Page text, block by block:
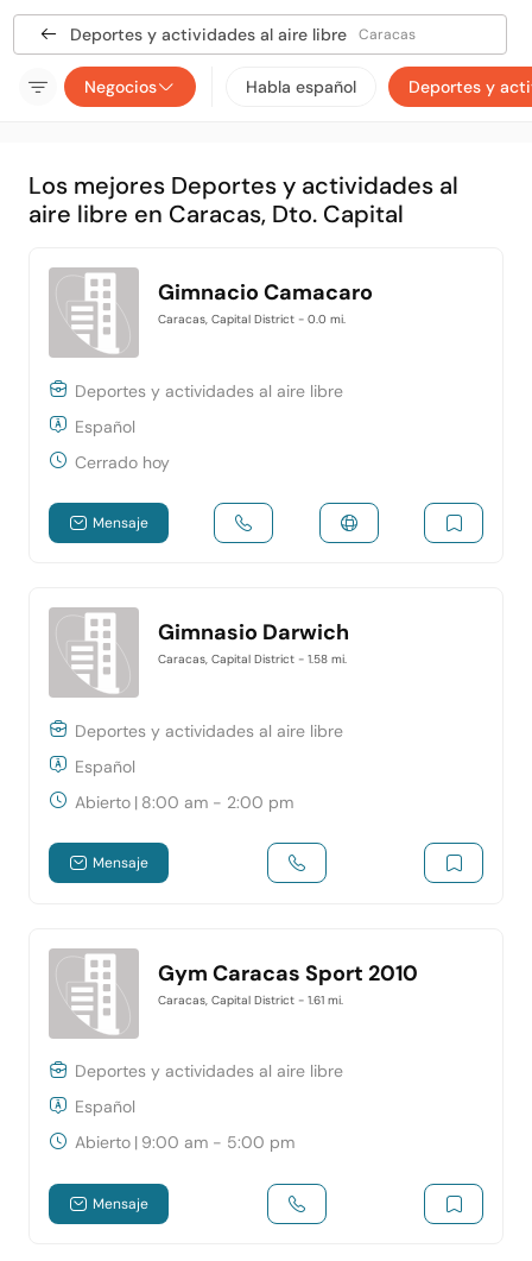
Deportes y actividades al aire libre Caracas
Negocios Habla español Deportes y
Los mejores Deportes y actividades al
aire libre en Caracas, Dto. Capital
Gimnacio Camacaro
Caracas, Capital District - 0.0 mi.
Deportes y actividades al aire libre
Español
Cerrado hoy
Mensaje
Gimnasio Darwich
Caracas, Capital District - 1.58 mi.
Deportes y actividades al aire libre
Español
Abierto | 8:00 am - 2:00 pm
Mensaje
Gym Caracas Sport 2010
Caracas, Capital District - 1.61 mi.
Deportes y actividades al aire libre
Español
Abierto | 9:00 am - 5:00 pm
Mensaje